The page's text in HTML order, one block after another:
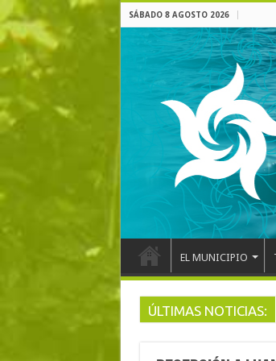
SÁBADO 8 AGOSTO 2026
EL MUNICIPIO
ÚLTIMAS NOTICIAS: